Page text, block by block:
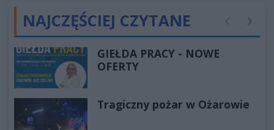
NAJCZĘŚCIEJ CZYTANE Poprzednie
GIEŁDA PRACY - NOWE
OFERTY
Tragiczny pożar w Ożarowie